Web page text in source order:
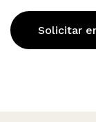
Solicitar